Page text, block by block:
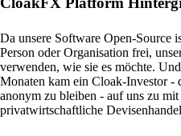
Da unsere Software Open-Source
Person oder Organisation frei,
verwenden, wie sie es möchte.
Monaten kam ein Cloak-Investor -
anonym zu bleiben - auf uns zu
privatwirtschaftliche